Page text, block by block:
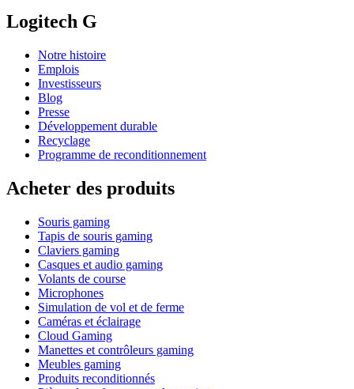
Logitech G
Notre histoire
Emplois
Investisseurs
Blog
Presse
Développement durable
Recyclage
Programme de reconditionnement
Acheter des produits
Souris gaming
Tapis de souris gaming
Claviers gaming
Casques et audio gaming
Volants de course
Microphones
Simulation de vol et de ferme
Caméras et éclairage
Cloud Gaming
Manettes et contrôleurs gaming
Meubles gaming
Produits reconditionnés